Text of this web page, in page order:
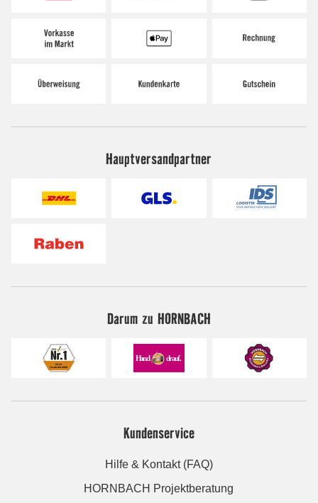
Hauptversandpartner
Darum zu HORNBACH
Kundenservice
Hilfe & Kontakt (FAQ)
HORNBACH Projektberatung